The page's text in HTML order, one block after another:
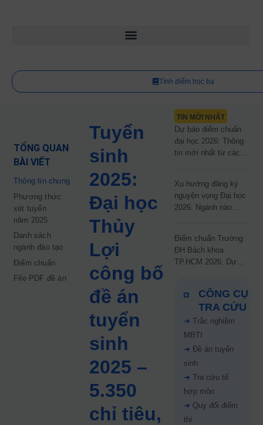
Tính điểm học bạ
TỔNG QUAN
BÀI VIẾT
Thông tin chung
Phương thức
xét tuyển
năm 2025
Danh sách
ngành đào tạo
Điểm chuẩn
File PDF đề án
Tuyển
sinh
2025:
Đại học
Thủy
Lợi
công bố
đề án
tuyển
sinh
2025 –
5.350
chỉ tiêu,
TIN MỚI NHẤT
Dự báo điểm chuẩn
đại học 2026: Thông
tin mới nhất từ các
Xu hướng đăng ký
nguyện vọng Đại học
2026: Ngành nào
Điểm chuẩn Trường
ĐH Bách khoa
TP.HCM 2026: Dự
67%
CÔNG CỤ
TRA CỨU
➜ Trắc nghiệm
MBTI
➜ Đề án tuyển
sinh
➜ Tra cứu tổ
hợp môn
➜ Quy đổi điểm
thi